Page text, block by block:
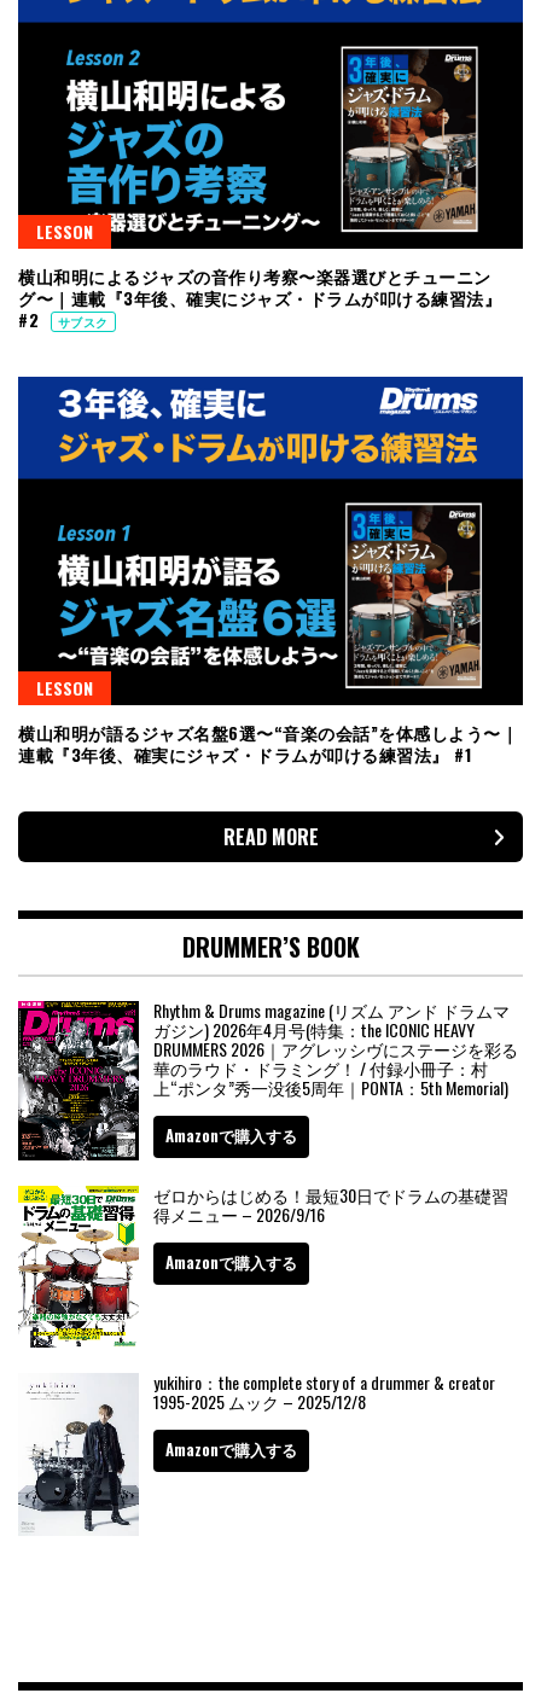
LESSON
横山和明によるジャズの音作り考察〜楽器選びとチューニン
グ〜｜連載『3年後、確実にジャズ・ドラムが叩ける練習法』
#2
サブスク
LESSON
横山和明が語るジャズ名盤6選〜“音楽の会話”を体感しよう〜｜
連載『3年後、確実にジャズ・ドラムが叩ける練習法』 #1
READ MORE
DRUMMER’S BOOK
Rhythm & Drums magazine (リズム アンド ドラムマ
ガジン) 2026年4月号(特集：the ICONIC HEAVY
DRUMMERS 2026｜アグレッシヴにステージを彩る
華のラウド・ドラミング！ / 付録小冊子：村
上“ポンタ”秀一没後5周年｜PONTA：5th Memorial)
Amazonで購入する
ゼロからはじめる！最短30日でドラムの基礎習
得メニュー – 2026/9/16
Amazonで購入する
yukihiro：the complete story of a drummer & creator
1995-2025 ムック – 2025/12/8
Amazonで購入する